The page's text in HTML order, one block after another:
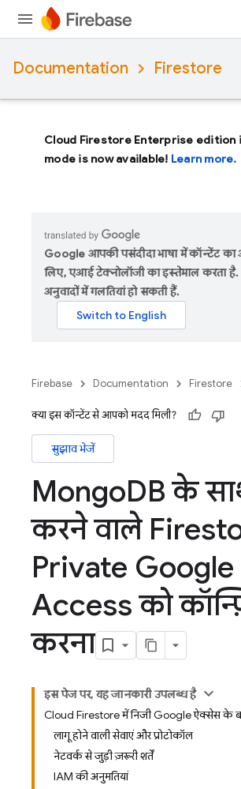
Documentation Firestore
Cloud Firestore Enterprise edition
mode is now available! Learn more.
Google आपकी पसंदीदा भाषा में कॉन्टेंट
लिए, एआई टेक्नोलॉजी का इस्तेमाल करता
अनुवादों में गलतियां हो सकती हैं.
Firebase Documentation Firestore
क्या इस कॉन्टेंट से आपको मदद मिली?
सुझाव भेजें
MongoDB के
करने वाले
Private Google
Access को
करना
इस पेज पर, यह जानकारी उपलब्ध है
Cloud Firestore में निजी Google ऐक्सेस के
लागू होने वाली सेवाएं और प्रोटोकॉल
नेटवर्क से जुड़ी ज़रूरी शर्तें
IAM की अनुमतियां